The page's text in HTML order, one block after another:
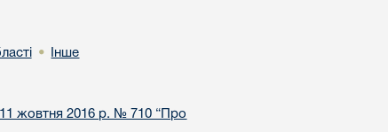
• Інше
11 жовтня 2016 р. № 710 “Про